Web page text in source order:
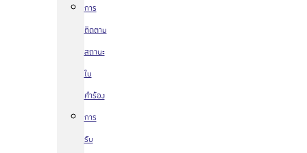
การ
ติดตาม
สถานะ
ใบ
คำร้อง
การ
รับ